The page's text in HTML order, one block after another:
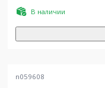
В наличии
n059608